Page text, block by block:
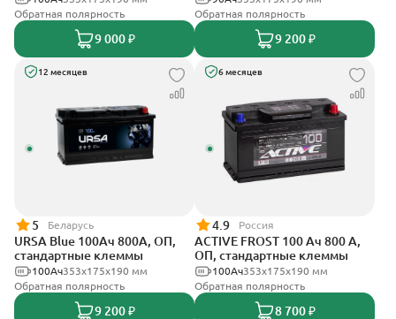
Обратная полярность
9 000 ₽
Обратная полярность
9 200 ₽
12 месяцев
5 Беларусь
URSA Blue 100Ач 800А, ОП,
стандартные клеммы
353х175х190 мм
100Ач
Обратная полярность
9 200 ₽
6 месяцев
4.9 Россия
ACTIVE FROST 100 Ач 800 А,
ОП, стандартные клеммы
353х175х190 мм
100Ач
Обратная полярность
8 700 ₽